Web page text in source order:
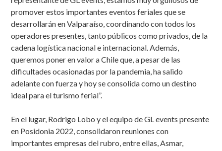
promover estos importantes eventos feriales que se
desarrollarán en Valparaíso, coordinando con todos los
operadores presentes, tanto públicos como privados, de la
cadena logística nacional e internacional. Además,
queremos poner en valor a Chile que, a pesar de las
dificultades ocasionadas por la pandemia, ha salido
adelante con fuerza y hoy se consolida como un destino
ideal para el turismo ferial”.
En el lugar, Rodrigo Lobo y el equipo de GL events presente
en Posidonia 2022, consolidaron reuniones con
importantes empresas del rubro, entre ellas, Asmar,